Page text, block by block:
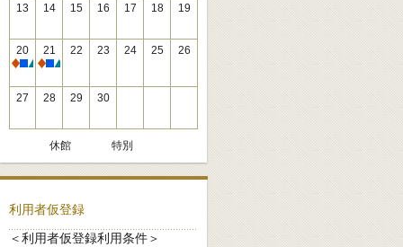
13 14 15 16 17 18 19
20
休館
21
休館
22 23 24 25 26
27 28 29 30
休館 特別
利用者仮登録
＜利用者仮登録利用条件＞